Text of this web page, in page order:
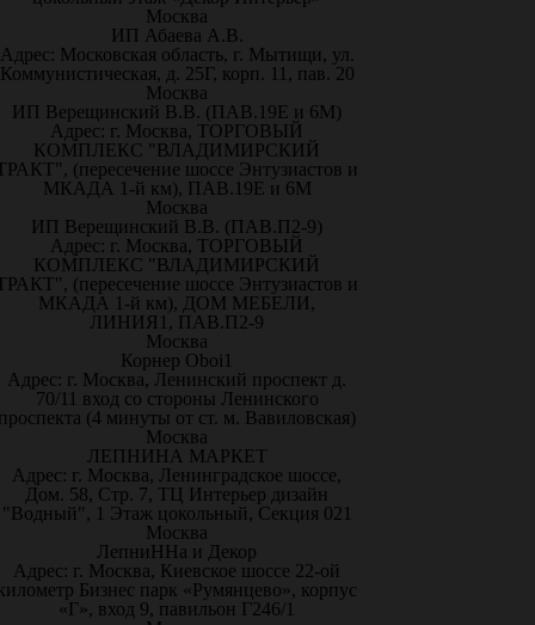
Москва
ИП Абаева А.В.
Адрес: Московская область, г. Мытищи, ул.
Коммунистическая, д. 25Г, корп. 11, пав. 20
Москва
ИП Верещинский В.В. (ПАВ.19Е и 6М)
Адрес: г. Москва, ТОРГОВЫЙ
КОМПЛЕКС "ВЛАДИМИРСКИЙ
(пересечение шоссе Энтузиастов и
МКАДА 1-й км), ПАВ.19Е и 6М
Москва
ИП Верещинский В.В. (ПАВ.П2-9)
Адрес: г. Москва, ТОРГОВЫЙ
КОМПЛЕКС "ВЛАДИМИРСКИЙ
(пересечение шоссе Энтузиастов и
МКАДА 1-й км), ДОМ МЕБЕЛИ,
ЛИНИЯ1, ПАВ.П2-9
Москва
Корнер Oboi1
Адрес: г. Москва, Ленинский проспект д.
70/11 вход со стороны Ленинского
(4 минуты от ст. м. Вавиловская)
Москва
ЛЕПНИНА МАРКЕТ
Адрес: г. Москва, Ленинградское шоссе,
Дом. 58, Стр. 7, ТЦ Интерьер дизайн
"Водный", 1 Этаж цокольный, Секция 021
Москва
ЛепниННа и Декор
Адрес: г. Москва, Киевское шоссе 22-ой
Бизнес парк «Румянцево», корпус
«Г», вход 9, павильон Г246/1